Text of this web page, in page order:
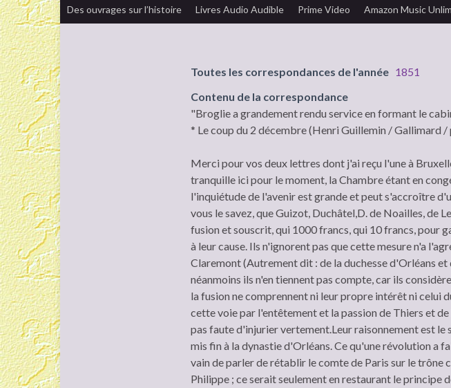
Des ouvrages sur l’histoire Livres Audio Audible Prime Video Amazon Music
Toutes les correspondances de l'année 1851
Contenu de la correspondance
"Broglie a grandement rendu service en formant le
* Le coup du 2 décembre (Henri Guillemin / Gallimard /
Merci pour vos deux lettres dont j'ai reçu l'une à
tranquille ici pour le moment, la Chambre étant en
l'inquiétude de l'avenir est grande et peut s'accroître
vous le savez, que Guizot, Duchâtel,D. de Noailles, de
fusion et souscrit, qui 1000 francs, qui 10 francs, pour
à leur cause. Ils n'ignorent pas que cette mesure n'a
Claremont (Autrement dit : de la duchesse d'Orléans
néanmoins ils n'en tiennent pas compte, car ils
la fusion ne comprennent ni leur propre intérêt ni celui
cette voie par l'entêtement et la passion de Thiers et
pas faute d'injurier vertement.Leur raisonnement est le
mis fin à la dynastie d'Orléans. Ce qu'une révolution a
vain de parler de rétablir le comte de Paris sur le trône
Philippe ; ce serait seulement en restaurant le principe